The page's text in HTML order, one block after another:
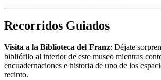
Recorridos Guiados
Visita a la Biblioteca del Franz: Déjate
bibliófilo al interior de este museo mientras
encuadernaciones e historia de uno de los
recinto.